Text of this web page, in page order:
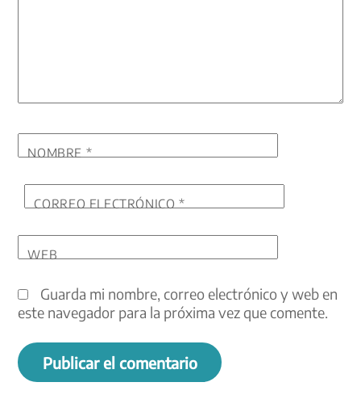
NOMBRE *
CORREO ELECTRÓNICO*
WEB
Guarda mi nombre, correo electrónico y web en
este navegador para la próxima vez que comente.